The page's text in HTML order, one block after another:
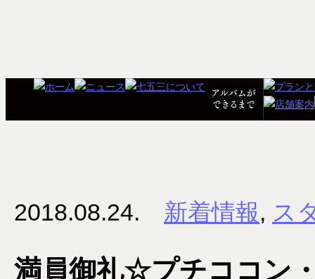
2018.08.24. 新着情報, ス
満員御礼☆プチココン